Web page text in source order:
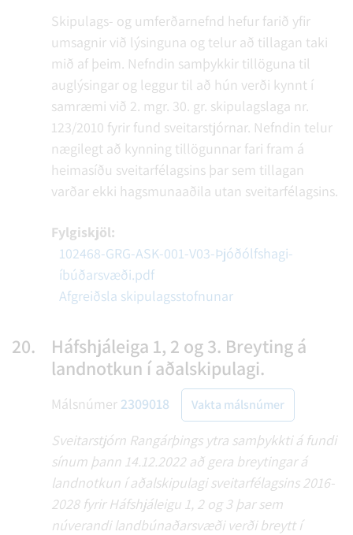
Skipulags- og umferðarnefnd hefur farið yfir
umsagnir við lýsinguna og telur að tillagan taki
mið af þeim. Nefndin samþykkir tillöguna til
auglýsingar og leggur til að hún verði kynnt í
samræmi við 2. mgr. 30. gr. skipulagslaga nr.
123/2010 fyrir fund sveitarstjórnar. Nefndin telur
nægilegt að kynning tillögunnar fari fram á
heimasíðu sveitarfélagsins þar sem tillagan
varðar ekki hagsmunaaðila utan sveitarfélagsins.
Fylgiskjöl:
102468-GRG-ASK-001-V03-Þjóðólfshagi-
íbúðarsvæði.pdf
Afgreiðsla skipulagsstofnunar
20.
Háfshjáleiga 1, 2 og 3. Breyting á
landnotkun í aðalskipulagi.
Málsnúmer 2309018 Vakta málsnúmer
Sveitarstjórn Rangárþings ytra samþykkti á fundi
sínum þann 14.12.2022 að gera breytingar á
landnotkun í aðalskipulagi sveitarfélagsins 2016-
2028 fyrir Háfshjáleigu 1, 2 og 3 þar sem
núverandi landbúnaðarsvæði verði breytt í